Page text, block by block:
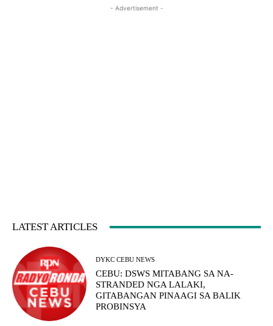
- Advertisement -
LATEST ARTICLES
DYKC CEBU NEWS
CEBU: DSWS MITABANG SA NA-
STRANDED NGA LALAKI,
GITABANGAN PINAAGI SA BALIK
PROBINSYA